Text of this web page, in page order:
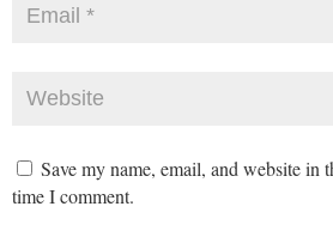
Save my name, email, and website in
time I comment.